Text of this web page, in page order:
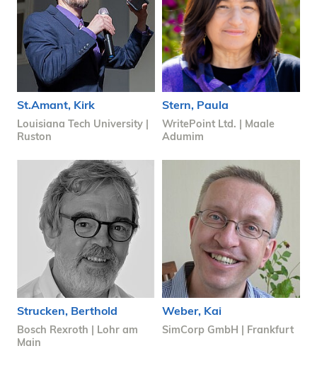
St.Amant, Kirk
Louisiana Tech University |
Ruston
Stern, Paula
WritePoint Ltd. | Maale
Adumim
Strucken, Berthold
Bosch Rexroth | Lohr am
Main
Weber, Kai
SimCorp GmbH | Frankfurt